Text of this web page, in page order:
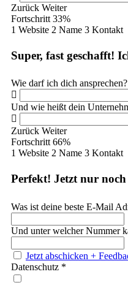
Zurück Weiter
Fortschritt 33%
1 Website 2 Name 3 Kontakt
Super, fast geschafft!
Wie darf ich dich
Und wie heißt dein
Zurück Weiter
Fortschritt 66%
1 Website 2 Name 3 Kontakt
Perfekt! Jetzt nur
Was ist deine beste E-Mail
Und unter welcher Nummer
Jetzt abschicken +
Datenschutz *